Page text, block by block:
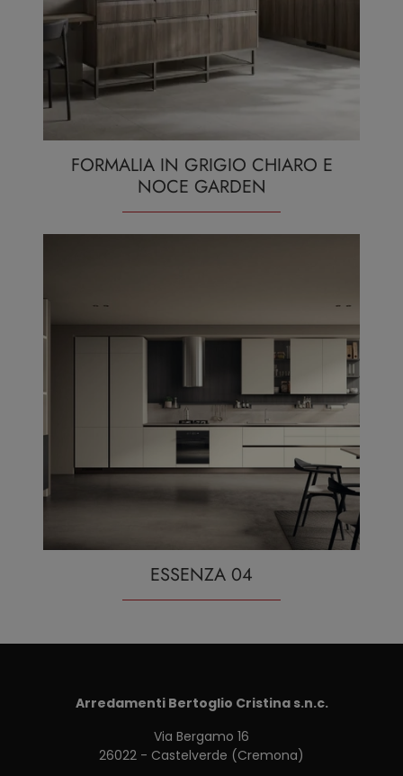
FORMALIA IN GRIGIO CHIARO E
NOCE GARDEN
ESSENZA 04
Arredamenti Bertoglio Cristina s.n.c.
Via Bergamo 16
26022 - Castelverde (Cremona)